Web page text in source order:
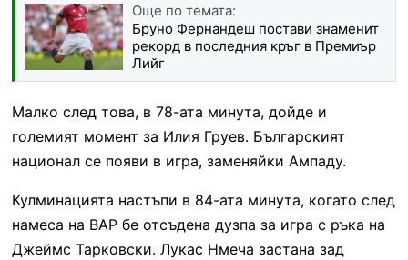
Още по темата:
Бруно Фернандеш постави знаменит
рекорд в последния кръг в Премиър
Лийг
Малко след това, в 78-ата минута, дойде и
големият момент за Илия Груев. Българският
национал се появи в игра, заменяйки Ампаду.
Кулминацията настъпи в 84-ата минута, когато след
намеса на ВАР бе отсъдена дузпа за игра с ръка на
Джеймс Тарковски. Лукас Нмеча застана зад